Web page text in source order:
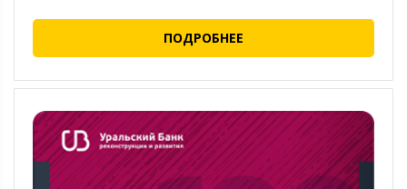
ПОДРОБНЕЕ